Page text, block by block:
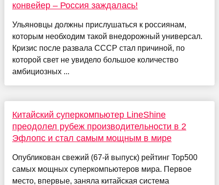
конвейер – Россия заждалась!
Ульяновцы должны прислушаться к россиянам,
которым необходим такой внедорожный универсал.
Кризис после развала СССР стал причиной, по
которой свет не увидело большое количество
амбициозных ...
Китайский суперкомпьютер LineShine
преодолел рубеж производительности в 2
Эфлопс и стал самым мощным в мире
Опубликован свежий (67-й выпуск) рейтинг Top500
самых мощных суперкомпьютеров мира. Первое
место, впервые, заняла китайская система